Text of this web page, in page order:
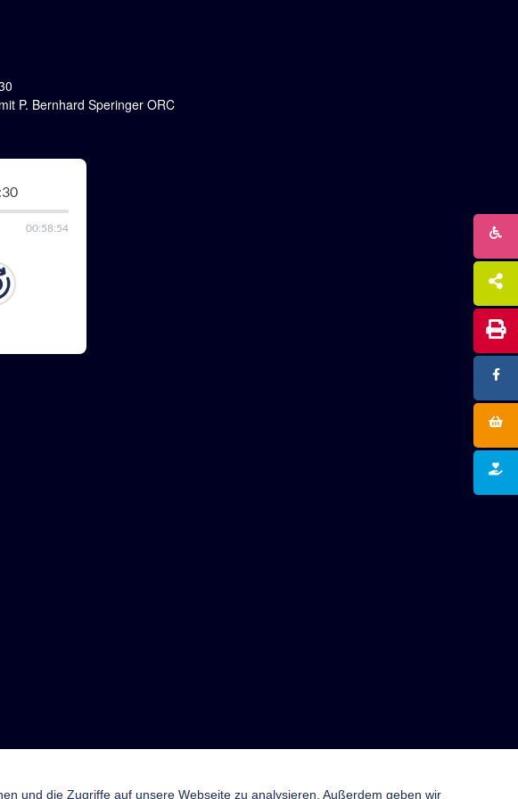
P. Bernhard Speringer ORC
00:58:54
und die Zugriffe auf unsere Webseite zu analysieren. Außerdem geben wir